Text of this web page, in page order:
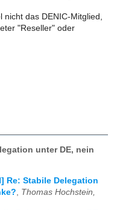
nicht das DENIC-Mitglied,
"Reseller" oder
unter DE, nein
Re: Stabile Delegation
, Thomas Hochstein,